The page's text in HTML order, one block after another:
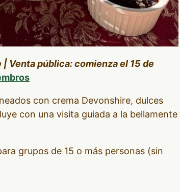
| Venta pública: comienza el 15 de
con crema Devonshire, dulces
con una visita guiada a la bellamente
grupos de 15 o más personas (sin